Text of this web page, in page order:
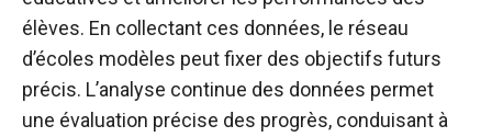
élèves. En collectant ces données, le réseau
d’écoles modèles peut fixer des objectifs futurs
précis. L’analyse continue des données permet
une évaluation précise des progrès, conduisant à